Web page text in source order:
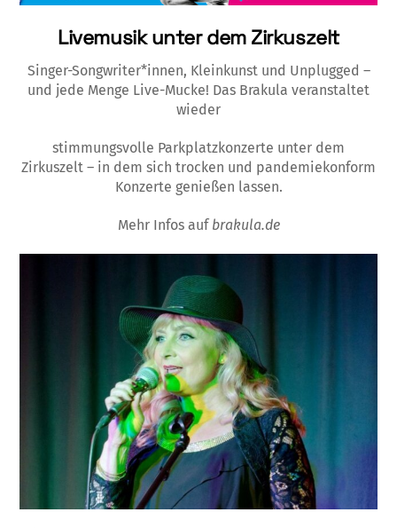
Livemusik unter dem Zirkuszelt
Singer-Songwriter*innen, Kleinkunst und Unplugged –
und jede Menge Live-Mucke! Das Brakula veranstaltet
wieder
stimmungsvolle Parkplatzkonzerte unter dem
Zirkuszelt – in dem sich trocken und pandemiekonform
Konzerte genießen lassen.
Mehr Infos auf brakula.de